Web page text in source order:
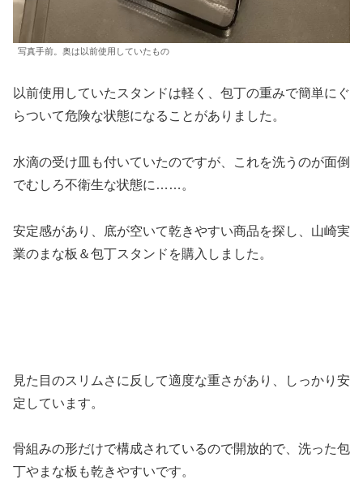
写真手前。奥は以前使用していたもの
以前使用していたスタンドは軽く、包丁の重みで簡単にぐ
らついて危険な状態になることがありました。
水滴の受け皿も付いていたのですが、これを洗うのが面倒
でむしろ不衛生な状態に……。
安定感があり、底が空いて乾きやすい商品を探し、山崎実
業のまな板＆包丁スタンドを購入しました。
見た目のスリムさに反して適度な重さがあり、しっかり安
定しています。
骨組みの形だけで構成されているので開放的で、洗った包
丁やまな板も乾きやすいです。